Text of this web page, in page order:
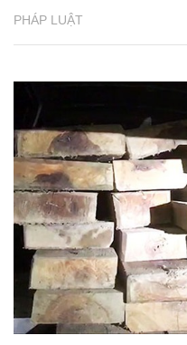
PHÁP LUẬT